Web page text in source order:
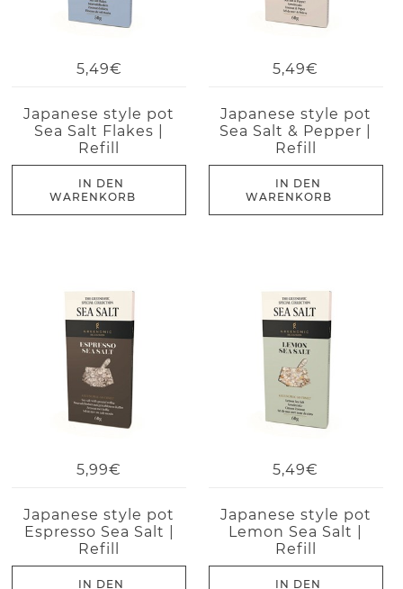
5,49€
Japanese style pot
Sea Salt Flakes |
Refill
IN DEN
WARENKORB
5,49€
Japanese style pot
Sea Salt & Pepper |
Refill
IN DEN
WARENKORB
5,99€
Japanese style pot
Espresso Sea Salt |
Refill
IN DEN
5,49€
Japanese style pot
Lemon Sea Salt |
Refill
IN DEN